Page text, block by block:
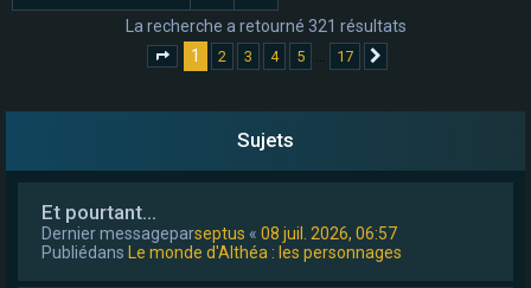
La recherche a retourné 321 résultats
Page sur17
1 2 3 4 5 … 17
Sujets
Et pourtant...
Dernier messageparseptus « 08 juil. 2026, 06:57
Publiédans
Le monde d'Althéa : les personnages